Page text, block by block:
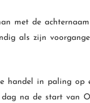
met de
als zijn
handel in paling op
na de start van